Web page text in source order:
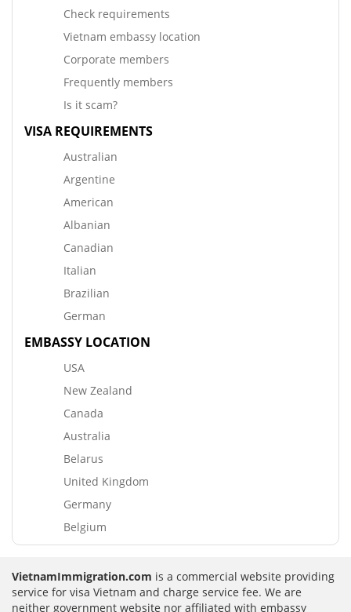
Check requirements
Vietnam embassy location
Corporate members
Frequently members
Is it scam?
VISA REQUIREMENTS
Australian
Argentine
American
Albanian
Canadian
Italian
Brazilian
German
EMBASSY LOCATION
USA
New Zealand
Canada
Australia
Belarus
United Kingdom
Germany
Belgium
VietnamImmigration.com is a commercial website providing
service for visa Vietnam and charge service fee. We are
neither government website nor affiliated with embassy